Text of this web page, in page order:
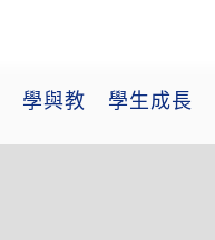
學與教 學生成長